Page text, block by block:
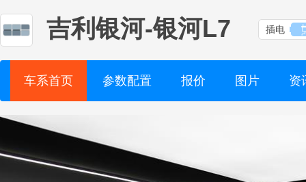
吉利银河-银河L7 插电
车系首页 参数配置 报价 图片 资